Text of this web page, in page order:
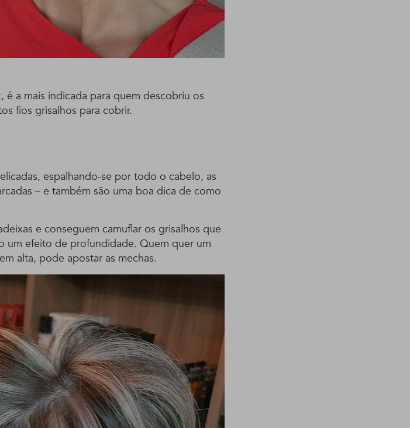
é a mais indicada para quem descobriu os
fios grisalhos para cobrir.
espalhando-se por todo o cabelo, as
– e também são uma boa dica de como
e conseguem camuflar os grisalhos que
um efeito de profundidade. Quem quer um
alta, pode apostar as mechas.